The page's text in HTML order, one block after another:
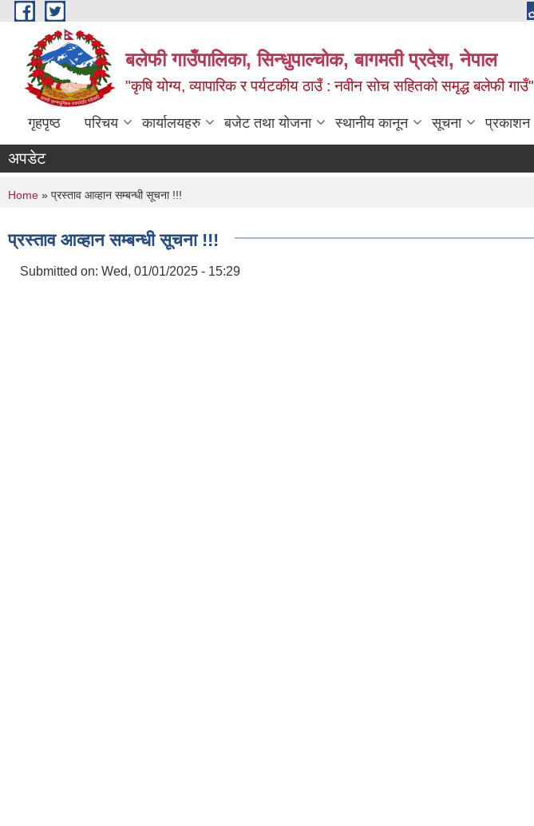
Skip to main content
बलेफी गाउँपालिका, सिन्धुपाल्चोक, बागमती प्रदेश, नेपाल
"कृषि योग्य, व्यापारिक र पर्यटकीय ठाउँ : नवीन सोच सहितको समृद्ध बलेफी गाउँ"
गृहपृष्ठ परिचय कार्यालयहरु बजेट तथा योजना स्थानीय कानून सूचना प्रकाशन
अपडेट
You are here
Home » प्रस्ताव आव्हान सम्बन्धी सूचना !!!
प्रस्ताव आव्हान सम्बन्धी सूचना !!!
Submitted on: Wed, 01/01/2025 - 15:29